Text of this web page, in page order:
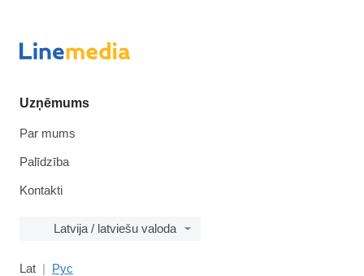
Uzņēmums
Par mums
Palīdzība
Kontakti
Latvija / latviešu valoda
Lat Рус